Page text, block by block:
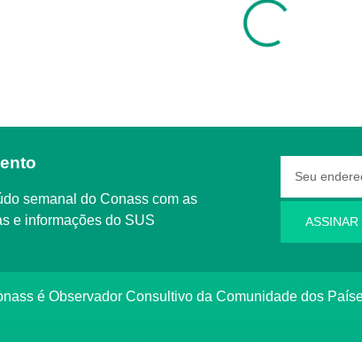
semanal do Conass com as
e informações do SUS
ASSINAR
é Observador Consultivo da Comunidade dos